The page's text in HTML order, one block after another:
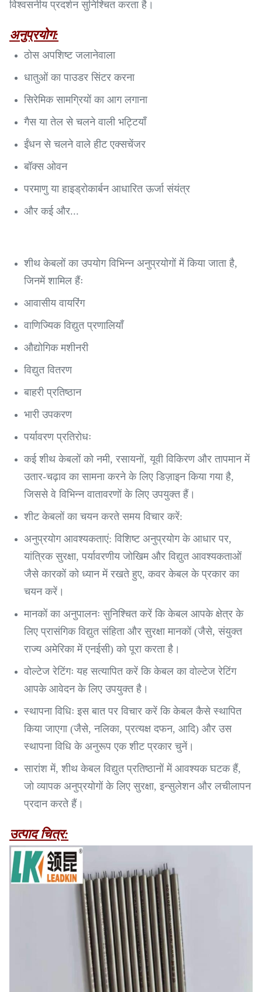
विश्वसनीय प्रदर्शन सुनिश्चित करता है।
अनुप्रयोग:
ठोस अपशिष्ट जलानेवाला
धातुओं का पाउडर सिंटर करना
सिरेमिक सामग्रियों का आग लगाना
गैस या तेल से चलने वाली भट्टियाँ
ईंधन से चलने वाले हीट एक्सचेंजर
बॉक्स ओवन
परमाणु या हाइड्रोकार्बन आधारित ऊर्जा संयंत्र
और कई और...
शीथ केबलों का उपयोग विभिन्न अनुप्रयोगों में किया जाता है,
जिनमें शामिल हैंः
आवासीय वायरिंग
वाणिज्यिक विद्युत प्रणालियाँ
औद्योगिक मशीनरी
विद्युत वितरण
बाहरी प्रतिष्ठान
भारी उपकरण
पर्यावरण प्रतिरोधः
कई शीथ केबलों को नमी, रसायनों, यूवी विकिरण और तापमान में
उतार-चढ़ाव का सामना करने के लिए डिज़ाइन किया गया है,
जिससे वे विभिन्न वातावरणों के लिए उपयुक्त हैं।
शीट केबलों का चयन करते समय विचार करें:
अनुप्रयोग आवश्यकताएं: विशिष्ट अनुप्रयोग के आधार पर,
यांत्रिक सुरक्षा, पर्यावरणीय जोखिम और विद्युत आवश्यकताओं
जैसे कारकों को ध्यान में रखते हुए, कवर केबल के प्रकार का
चयन करें।
मानकों का अनुपालनः सुनिश्चित करें कि केबल आपके क्षेत्र के
लिए प्रासंगिक विद्युत संहिता और सुरक्षा मानकों (जैसे, संयुक्त
राज्य अमेरिका में एनईसी) को पूरा करता है।
वोल्टेज रेटिंगः यह सत्यापित करें कि केबल का वोल्टेज रेटिंग
आपके आवेदन के लिए उपयुक्त है।
स्थापना विधिः इस बात पर विचार करें कि केबल कैसे स्थापित
किया जाएगा (जैसे, नलिका, प्रत्यक्ष दफन, आदि) और उस
स्थापना विधि के अनुरूप एक शीट प्रकार चुनें।
सारांश में, शीथ केबल विद्युत प्रतिष्ठानों में आवश्यक घटक हैं,
जो व्यापक अनुप्रयोगों के लिए सुरक्षा, इन्सुलेशन और लचीलापन
प्रदान करते हैं।
उत्पाद चित्र: